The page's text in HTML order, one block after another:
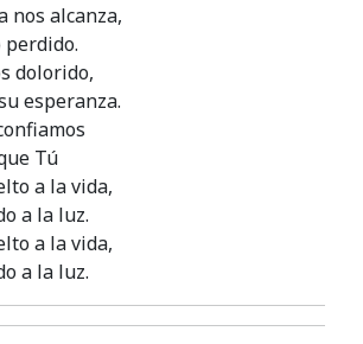
nos alcanza,
dolorido,
esperanza.
Tú
a la vida,
a la luz.
a la vida,
a la luz.